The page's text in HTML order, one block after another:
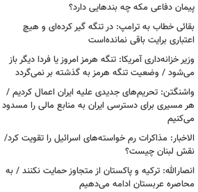
پیمان دفاعی مکه چه بندهایی دارد؟
بقائی خطاب به ترامپ: در تنگه گیر کرده‌ای و هیچ
اعتباری برایت باقی نمانده‌است
وزیر خزانه‌داری آمریکا: تنگه هرمز امروز یا فردا دیگر باز
می‌شود / وضعیت تنگه هرمز به گذشته بر نمی‌گردد
واشنگتن: تحریم‌های جدیدی علیه ایران اعمال کردیم /
هر مسیری برای دسترسی ایران به منابع مالی را مسدود
می‌کنیم
الاخبار: مذاکرات رم خواسته‌های اسرائیل را تقویت کرد/
نقش لبنان چیست؟
انصارالله: ترکیه و پاکستان از متجاوز حمایت نکنند / به
محاصره عربستان ادامه می‌دهیم